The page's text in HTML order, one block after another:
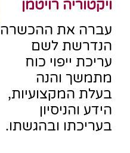
ויקטוריה רויטמן
עברה את ההכשרה
הנדרשת לשם
עריכת ייפוי כוח
מתמשך והנה
בעלת המקצועיות,
הידע והניסיון
בעריכתו ובהגשתו.